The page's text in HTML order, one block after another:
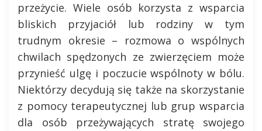
przeżycie. Wiele osób korzysta z wsparcia
bliskich przyjaciół lub rodziny w tym
trudnym okresie – rozmowa o wspólnych
chwilach spędzonych ze zwierzęciem może
przynieść ulgę i poczucie wspólnoty w bólu.
Niektórzy decydują się także na skorzystanie
z pomocy terapeutycznej lub grup wsparcia
dla osób przeżywających stratę swojego